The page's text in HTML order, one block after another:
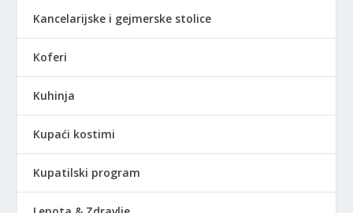
Kancelarijske i gejmerske stolice
Koferi
Kuhinja
Kupaći kostimi
Kupatilski program